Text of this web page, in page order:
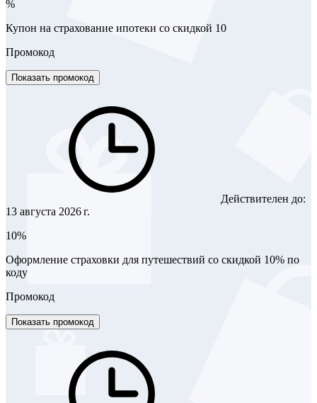
%
Купон на страхование ипотеки со скидкой 10
Промокод
Показать промокод
Действителен до:
13 августа 2026 г.
10%
Оформление страховки для путешествий со скидкой 10% по
коду
Промокод
Показать промокод